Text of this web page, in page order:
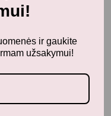
kurioje rasite
ir gaukite
užsakymui!